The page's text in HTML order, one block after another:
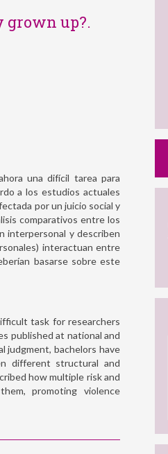
grown up?.
una difícil tarea para
a los estudios actuales
por un juicio social y
comparativos entre los
interpersonal y describen
interactuan entre
basarse sobre este
task for researchers
published at national and
judgment, bachelors have
different structural and
how multiple risk and
promoting violence